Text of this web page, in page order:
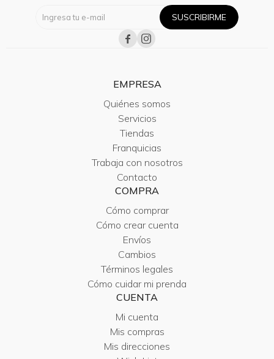
SUSCRIBIRME
 
EMPRESA
Quiénes somos
Servicios
Tiendas
Franquicias
Trabaja con nosotros
Contacto
COMPRA
Cómo comprar
Cómo crear cuenta
Envíos
Cambios
Términos legales
Cómo cuidar mi prenda
CUENTA
Mi cuenta
Mis compras
Mis direcciones